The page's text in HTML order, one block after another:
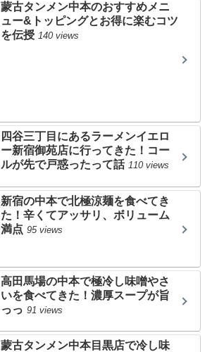
蒙古タンメン中本のおすすめメニ
ュー&トッピングとお得に楽むコツ
を伝授 140 views
四谷三丁目にあるラーメンイエロ
ー新宿御苑店に行ってきた！コー
ルが先で戸惑ったって話 110 views
新宿の中本で北極涼麺を食べてき
た！辛くてアッサリ、ボリューム
満点 95 views
高田馬場の中本で極冷し味噌やさ
いを食べてきた！濃厚スープが旨
っっ 91 views
蒙古タンメン中本目黒店で冷し味